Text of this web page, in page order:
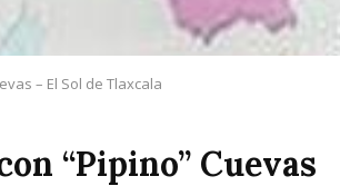
– El Sol de Tlaxcala
“Pipino” Cuevas